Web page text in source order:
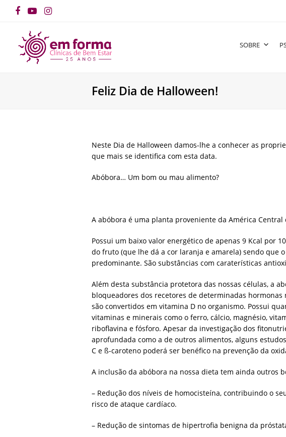
Facebook
YouTubeInstagram
SOBRE
Feliz Dia de Halloween!
Neste Dia de Halloween damos-lhe a conhecer as
que mais se identifica com esta data.
Abóbora… Um bom ou mau alimento?
A abóbora é uma planta proveniente da América
Possui um baixo valor energético de apenas 9 Kcal por
do fruto (que lhe dá a cor laranja e amarela) sendo que
predominante. São substâncias com caraterísticas
Além desta substância protetora das nossas células, a
bloqueadores dos recetores de determinadas
são convertidos em vitamina D no organismo. Possui
vitaminas e minerais como o ferro, cálcio, magnésio,
riboflavina e fósforo. Apesar da investigação dos
aprofundada como a de outros alimentos, alguns
C e ß-caroteno poderá ser benéfico na prevenção da
A inclusão da abóbora na nossa dieta tem ainda outros
– Redução dos níveis de homocisteína, contribuindo o
risco de ataque cardíaco.
– Redução de sintomas de hipertrofia benigna da